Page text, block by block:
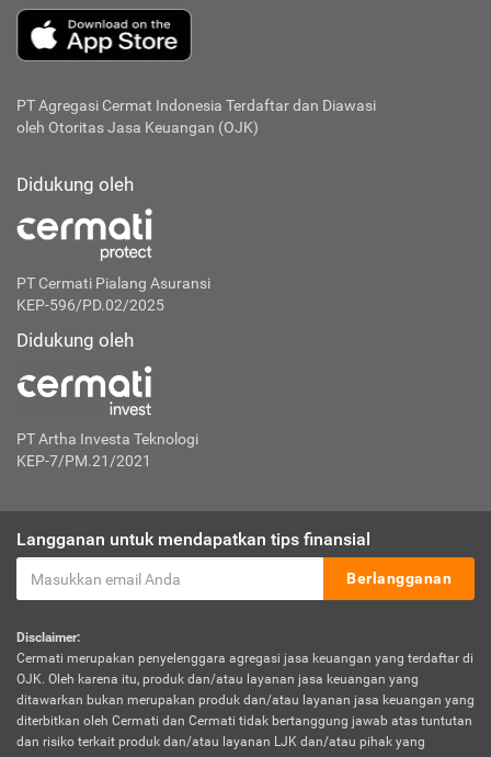
PT Agregasi Cermat Indonesia Terdaftar dan Diawasi
oleh Otoritas Jasa Keuangan (OJK)
Didukung oleh
PT Cermati Pialang Asuransi
KEP-596/PD.02/2025
Didukung oleh
PT Artha Investa Teknologi
KEP-7/PM.21/2021
Langganan untuk mendapatkan tips finansial
Berlangganan
Disclaimer:
Cermati merupakan penyelenggara agregasi jasa keuangan yang terdaftar di
OJK. Oleh karena itu, produk dan/atau layanan jasa keuangan yang
ditawarkan bukan merupakan produk dan/atau layanan jasa keuangan yang
diterbitkan oleh Cermati dan Cermati tidak bertanggung jawab atas tuntutan
dan risiko terkait produk dan/atau layanan LJK dan/atau pihak yang